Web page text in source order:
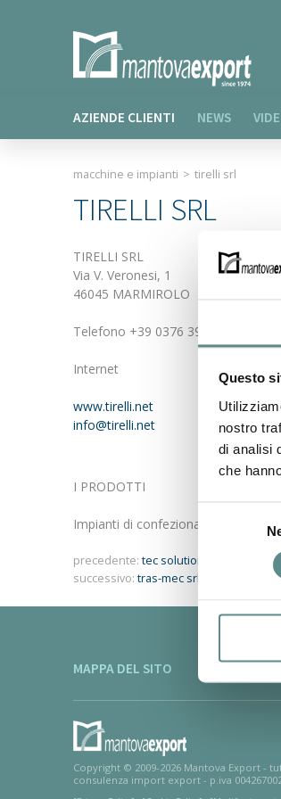
Questo
nostro
di analisi
che
del
consenso
AZIENDE CLIENTI NEWS
macchine e impianti > tirelli srl
TIRELLI SRL
TIRELLI SRL
Via V. Veronesi, 1
46045 MARMIROLO
Telefono +39 0376 396820
Internet
www.tirelli.net
info@tirelli.net
I PRODOTTI
Impianti di confezionamento per
precedente: tec solution srl
successivo: tras-mec srl
MAPPA DEL SITO
Copyright © 2009-2026 Mantova Export -
consulenza import export - p.iva